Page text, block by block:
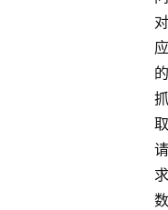
对
应
的
抓
取
请
求
数